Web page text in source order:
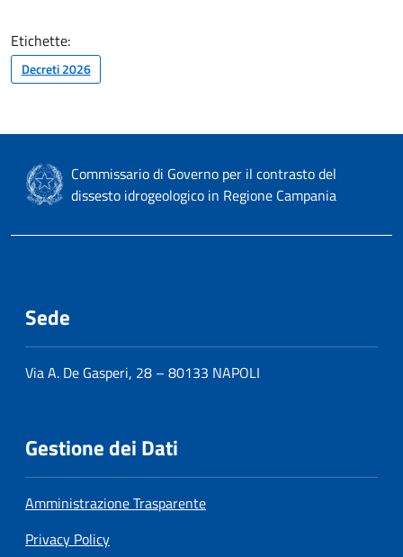
Etichette:
Decreti 2026
Commissario di Governo per il contrasto del
dissesto idrogeologico in Regione Campania
Sede
Via A. De Gasperi, 28 – 80133 NAPOLI
Gestione dei Dati
Amministrazione Trasparente
Privacy Policy